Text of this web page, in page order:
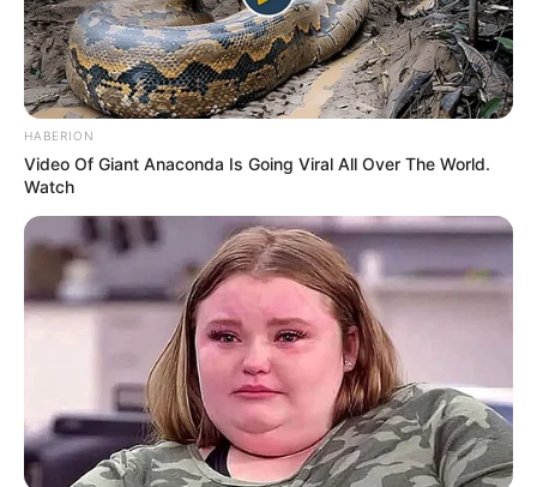
HABERION
Video Of Giant Anaconda Is Going Viral All Over The World.
Watch